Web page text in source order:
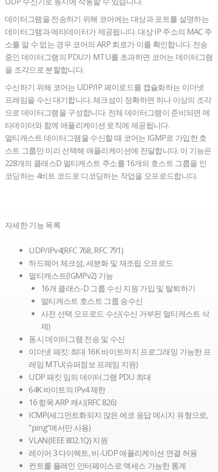
데이터그램을 전송하기 위해 코어에는 대상과 포트를 설명하는
데이터그램과 메타데이터가 제공됩니다. 대상 IP 주소의 MAC 주
소를 알 수 없는 경우 코어의 ARP 회로가 이를 확인합니다. 전송
중인 데이터그램의 PDU가 MTU를 초과하면 코어는 데이터그램
을 조각으로 분할합니다.
수신하기 위해 코어는 UDP/IP 페이로드를 캡슐화하는 이더넷
프레임을 수신 대기합니다. 체크섬이 정확하면 하나 이상의 조각
으로 데이터그램을 구성합니다. 전체 데이터그램이 준비되면 메
타데이터와 함께 애플리케이션 로직에 제공됩니다.
멀티캐스트 데이터그램을 수신할 때 코어는 IGMP로 가입한 호
스트 그룹만 미리 선택해 애플리케이션에 전달합니다. 이 기능은
228개의 클래스D 멀티캐스트 주소를 16개의 호스트 그룹을 인
코딩하는 4비트 코드로 디코딩하는 작업을 오프로드합니다.
자세한 기능 목록
UDP/IPv4(RFC 768, RFC 791)
하드웨어 체크섬, 세분화 및 재조립 오프로드
멀티캐스트(IGMPv2) 기능
16개 클래스-D 그룹 수신 지원 가입 및 탈퇴하기
멀티캐스트 호스트 그룹 송수신
사전 선택 오프로드 수신(수신 거부된 멀티캐스트 삭
제)
동시 데이터그램 전송 및 수신
이더넷 패킷: 최대 16K 바이트까지 프로그래밍 가능한 프
레임 MTU(슈퍼점보 프레임 지원)
UDP 패킷 임의 데이터그램 PDU 최대
64K 바이트의 IPv4 제한
16 항목 ARP 캐시(RFC 826)
ICMP(세그먼트화되지 않은 에코 응답 메시지 유형으로,
"ping"에서만 사용)
VLAN(IEEE 802.1Q) 지원
레이어 3 다이렉트, 비-UDP 애플리케이션 연결 허용
컨트롤 플레인 인터페이스로 액세스 가능한 통계